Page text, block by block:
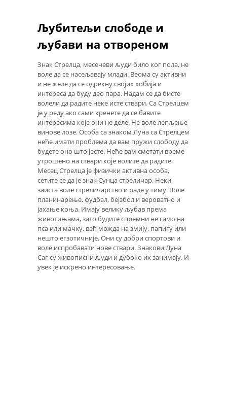
Љубитељи слободе и
љубави на отвореном
Знак Стрелца, месечеви људи било ког пола, не
воле да се насељавају млади. Веома су активни
и не желе да се одрекну својих хобија и
интереса да буду део пара. Надам се да бисте
волели да радите неке исте ствари. Са Стрелцем
је у реду ако сами кренете да се бавите
интересима које они не деле. Не воле лепљење
винове лозе. Особа са знаком Луна са Стрелцем
неће имати проблема да вам пружи слободу да
будете оно што јесте. Неће вам сметати време
утрошено на ствари које волите да радите.
Месец Стрелца је физички активна особа,
сетите се да је знак Сунца стреличар. Неки
заиста воле стреличарство и раде у тиму. Воле
планинарење, фудбал, бејзбол и вероватно и
јахање коња. Имају велику љубав према
животињама, зато будите спремни не само на
пса или мачку, већ можда на змију, папигу или
нешто егзотичније. Они су добри спортови и
воле испробавати нове ствари. Знакови Луна
Саг су живописни људи и дубоко их занимају. И
увек је искрено интересовање.